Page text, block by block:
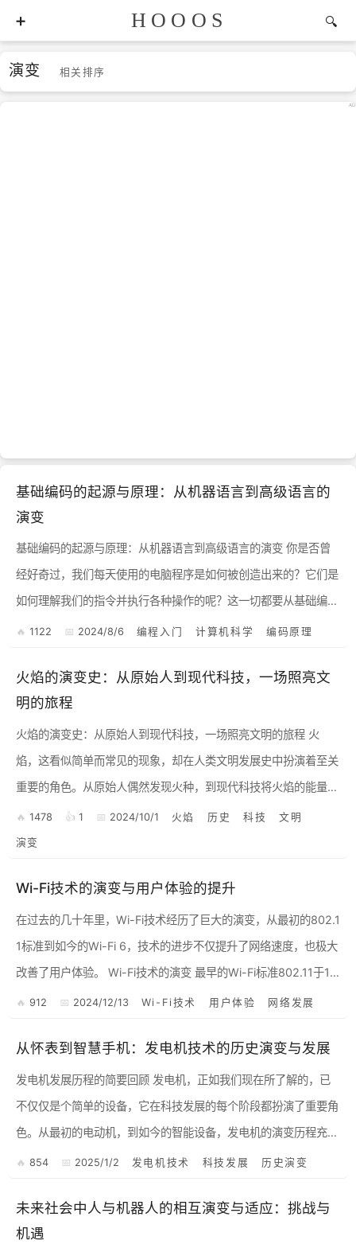
HOOOS
演变 相关排序
基础编码的起源与原理：从机器语言到高级语言的
演变
基础编码的起源与原理：从机器语言到高级语言的演变 你是否曾
经好奇过，我们每天使用的电脑程序是如何被创造出来的？它们是
如何理解我们的指令并执行各种操作的呢？这一切都要从基础编码
说起。 1. 机器语言：计算机的母语 在最初，计算机...
1122 2024/8/6 编程入门 计算机科学 编码原理
火焰的演变史：从原始人到现代科技，一场照亮文
明的旅程
火焰的演变史：从原始人到现代科技，一场照亮文明的旅程 火
焰，这看似简单而常见的现象，却在人类文明发展史中扮演着至关
重要的角色。从原始人偶然发现火种，到现代科技将火焰的能量发
1478 1 2024/10/1 火焰 历史 科技 文明
演变
Wi-Fi技术的演变与用户体验的提升
在过去的几十年里，Wi-Fi技术经历了巨大的演变，从最初的802.1
1标准到如今的Wi-Fi 6，技术的进步不仅提升了网络速度，也极大
改善了用户体验。 Wi-Fi技术的演变 最早的Wi-Fi标准802.11于19
97年发布，传输速...
912 2024/12/13 Wi-Fi技术 用户体验 网络发展
从怀表到智慧手机：发电机技术的历史演变与发展
发电机发展历程的简要回顾 发电机，正如我们现在所了解的，已
不仅仅是个简单的设备，它在科技发展的每个阶段都扮演了重要角
色。从最初的电动机，到如今的智能设备，发电机的演变历程充满
了科学与技术的碰撞，值得我们细细探讨。 发电机的起源可以...
854 2025/1/2 发电机技术 科技发展 历史演变
未来社会中人与机器人的相互演变与适应：挑战与
机遇